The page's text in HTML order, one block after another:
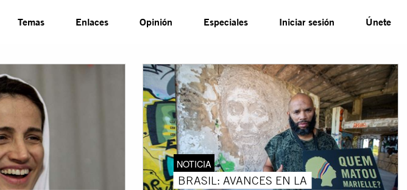
Temas Enlaces Opinión Especiales Iniciar sesión Únete
NOTICIA
BRASIL: AVANCES EN LA